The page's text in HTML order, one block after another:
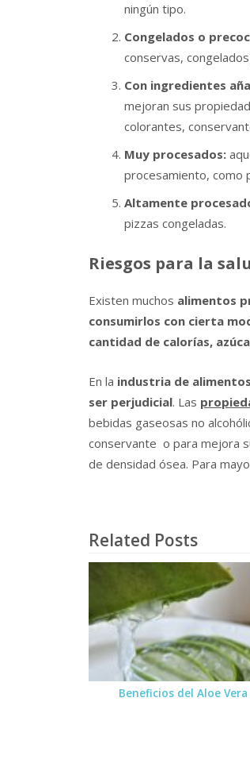
ningún tipo.
Congelados o
conservas,
Con ingredientes
mejoran sus
colorantes,
Muy procesados:
procesamiento, como
Altamente
pizzas congeladas.
Riesgos para la
Existen muchos alimentos
consumirlos con cierta
cantidad de calorías,
En la industria de
ser perjudicial. Las
bebidas gaseosas no
conservante o para mejora
de densidad ósea. Para
Related Posts
Beneficios del Aloe Vera